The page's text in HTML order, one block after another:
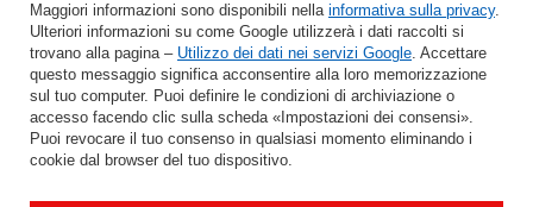
RISPARMIARE
AIUTO
Maggiori informazioni sono disponibili nella informativa sulla privacy.
Ulteriori informazioni su come Google utilizzerà i dati raccolti si
trovano alla pagina – Utilizzo dei dati nei servizi Google. Accettare
questo messaggio significa acconsentire alla loro memorizzazione
sul tuo computer. Puoi definire le condizioni di archiviazione o
accesso facendo clic sulla scheda «Impostazioni dei consensi».
Puoi revocare il tuo consenso in qualsiasi momento eliminando i
cookie dal browser del tuo dispositivo.